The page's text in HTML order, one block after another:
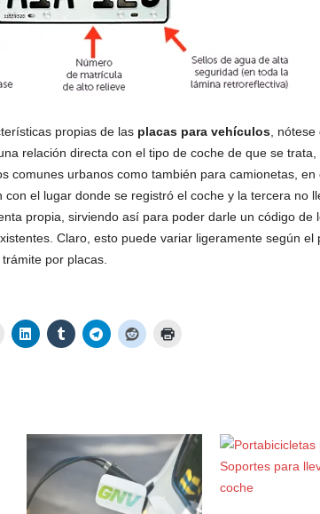
propias de las placas para vehículos, nótese
relación directa con el tipo de coche de que se
comunes urbanos como también para camionetas, en
el lugar donde se registró el coche y la tercera no
propia, sirviendo así para poder darle un código de
Claro, esto puede variar ligeramente según el
por placas.